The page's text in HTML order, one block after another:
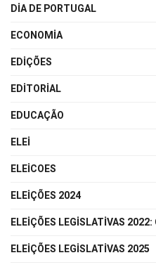
DIA DE PORTUGAL
ECONOMIA
EDIÇÕES
EDITORIAL
EDUCAÇÃO
ELEI
ELEICOES
ELEIÇÕES 2024
ELEIÇÕES LEGISLATIVAS
ELEIÇÕES LEGISLATIVAS 2025